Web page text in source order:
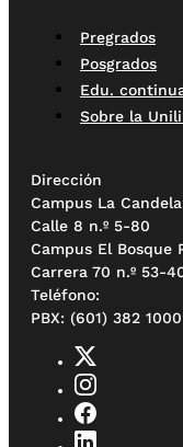
Pregrados
Posgrados
Edu.
Sobre la
Dirección
Campus La
Calle 8 n.º 5-80
Campus El Bosque
Carrera 70 n.º 53-
Teléfono:
PBX: (601) 382 1000